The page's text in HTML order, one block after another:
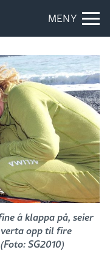
MENY
å klappa på, seier
opp til fire
SG2010)